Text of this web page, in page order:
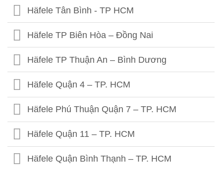
Häfele 459 Hoàng Quốc Việt - HN
Häfele 302 Khâm Thiên - HN
Häfele Kim Thành- Hải Dương
Häfele Tân Bình - TP HCM
Häfele TP Biên Hòa – Đồng Nai
Häfele TP Thuận An – Bình Dương
Häfele Quận 4 – TP. HCM
Häfele Phú Thuận Quận 7 – TP. HCM
Häfele Quận 11 – TP. HCM
Häfele Quận Bình Thạnh – TP. HCM